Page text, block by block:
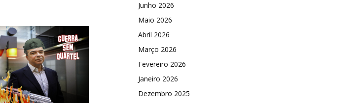
Junho 2026
Maio 2026
Abril 2026
Março 2026
Fevereiro 2026
Janeiro 2026
Dezembro 2025